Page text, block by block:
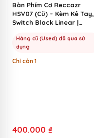
Bàn Phím Cơ Reccazr
HSV07 (Cũ) – Kèm Kê Tay,
Switch Black Linear |
Hàng cũ (Used) đã qua sử
dụng
Chỉ còn 1
400.000 ₫